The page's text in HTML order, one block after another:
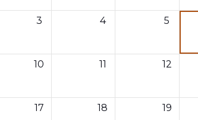
3 4 5
10 11 12
17 18 19